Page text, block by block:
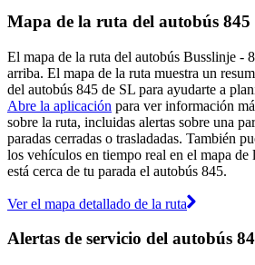
Mapa de la ruta del autobús 845
El mapa de la ruta del autobús Busslinje -
arriba. El mapa de la ruta muestra un
del autobús 845 de SL para ayudarte a
Abre la aplicación para ver información
sobre la ruta, incluidas alertas sobre una
paradas cerradas o trasladadas. También
los vehículos en tiempo real en el mapa de
está cerca de tu parada el autobús 845.
Ver el mapa detallado de la ruta
Alertas de servicio del autobús